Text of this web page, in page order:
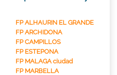
FP ALHAURIN EL GRANDE
FP ARCHIDONA
FP CAMPILLOS
FP ESTEPONA
FP MALAGA ciudad
FP MARBELLA